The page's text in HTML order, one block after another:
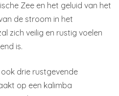
Zee en het geluid van het
de stroom in het
zich veilig en rustig voelen
is.
drie rustgevende
op een kalimba